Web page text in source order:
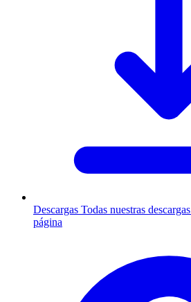
Descargas Todas nuestras
página